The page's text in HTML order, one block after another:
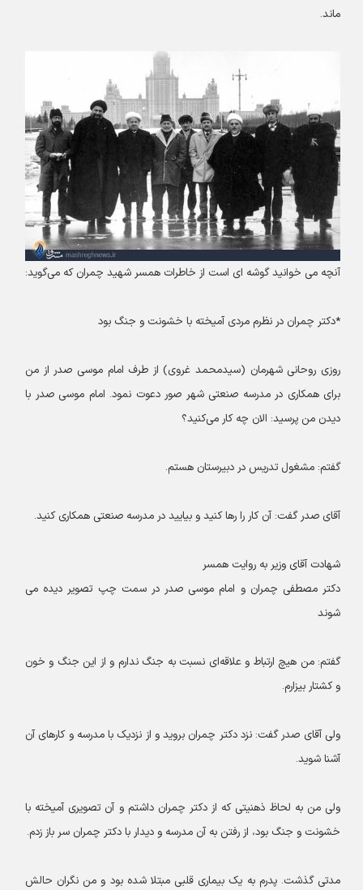
ماند.
آنچه می خوانید گوشه ای است از خاطرات همسر شهید چمران که می‌گوید:
*دکتر چمران در نظرم مردی آمیخته با خشونت و جنگ بود
روزی روحانی شهرمان (سیدمحمد غروی) از طرف امام موسی صدر از من
برای همکاری در مدرسه صنعتی شهر صور دعوت نمود. امام موسی صدر با
دیدن من پرسید: الان چه کار می‌کنید؟
گفتم: مشغول تدریس در دبیرستان هستم.
آقای صدر گفت: آن کار را رها کنید و بیایید در مدرسه صنعتی همکاری کنید.
شهادت آقای وزیر به روایت همسر
دکتر مصطفی چمران و امام موسی صدر در سمت چپ تصویر دیده می
شوند
گفتم: من هیچ ارتباط و علاقه‌ای نسبت به جنگ ندارم و از این جنگ و خون
و کشتار بیزارم.
ولی آقای صدر گفت: نزد دکتر چمران بروید و از نزدیک با مدرسه و کارهای آن
آشنا شوید.
ولی من به لحاظ ذهنیتی که از دکتر چمران داشتم و آن تصویری آمیخته با
خشونت و جنگ بود، از رفتن به آن مدرسه و دیدار با دکتر چمران سر باز زدم.
مدتی گذشت. پدرم به یک بیماری قلبی مبتلا شده بود و من نگران حالش